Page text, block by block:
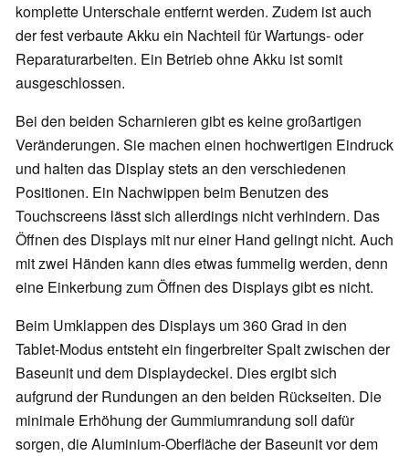
komplette Unterschale entfernt werden. Zudem ist auch
der fest verbaute Akku ein Nachteil für Wartungs- oder
Reparaturarbeiten. Ein Betrieb ohne Akku ist somit
ausgeschlossen.
Bei den beiden Scharnieren gibt es keine großartigen
Veränderungen. Sie machen einen hochwertigen Eindruck
und halten das Display stets an den verschiedenen
Positionen. Ein Nachwippen beim Benutzen des
Touchscreens lässt sich allerdings nicht verhindern. Das
Öffnen des Displays mit nur einer Hand gelingt nicht. Auch
mit zwei Händen kann dies etwas fummelig werden, denn
eine Einkerbung zum Öffnen des Displays gibt es nicht.
Beim Umklappen des Displays um 360 Grad in den
Tablet-Modus entsteht ein fingerbreiter Spalt zwischen der
Baseunit und dem Displaydeckel. Dies ergibt sich
aufgrund der Rundungen an den beiden Rückseiten. Die
minimale Erhöhung der Gummiumrandung soll dafür
sorgen, die Aluminium-Oberfläche der Baseunit vor dem